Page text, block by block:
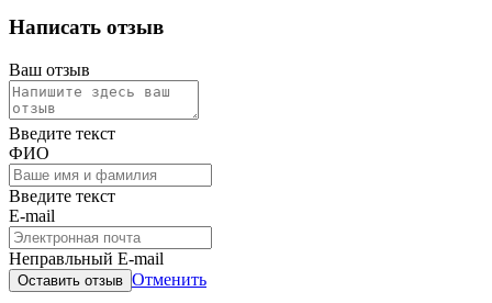
Написать отзыв
Ваш отзыв
Введите текст
ФИО
Введите текст
E-mail
Неправльный E-mail
Оставить отзыв Отменить